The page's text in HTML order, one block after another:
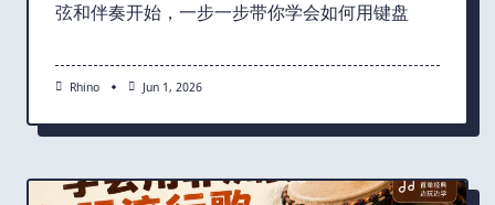
弦和伴奏开始，一步一步带你学会如何用键盘
Rhino Jun 1, 2026